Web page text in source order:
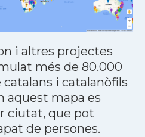
i altres projectes
més de 80.000
i catalanòfils
aquest mapa es
ciutat, que pot
de persones.